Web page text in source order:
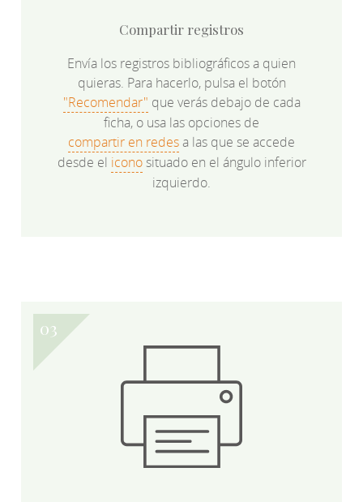
Compartir registros
Envía los registros bibliográficos a quien
quieras. Para hacerlo, pulsa el botón
"Recomendar" que verás debajo de cada
ficha, o usa las opciones de
compartir en redesa las que se accede
desde el iconosituado en el ángulo inferior
izquierdo.